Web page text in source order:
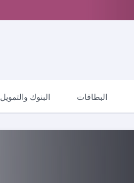
البطاقات البنوك والتمويل